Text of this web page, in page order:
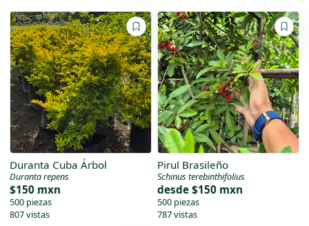
Duranta Cuba Árbol
Duranta repens
$150 mxn
500 piezas
807 vistas
Pirul Brasileño
Schinus terebinthifolius
desde $150 mxn
500 piezas
787 vistas